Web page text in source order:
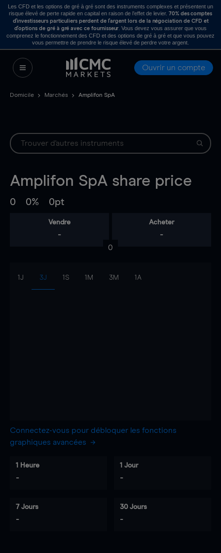
Les CFD et les options de gré à gré sont des instruments complexes et présentent un
risque élevé de perte rapide en capital en raison de l’effet de levier. 70% des comptes
d’investisseurs particuliers perdent de l’argent lors de la négociation de CFD et
d’options de gré à gré avec ce fournisseur . Vous devez vous assurer que vous
comprenez le fonctionnement des CFD et des options de gré à gré et que vous pouvez
vous permettre de prendre le risque élevé de perdre votre argent.
Ouvrir un compte
Domicile Marchés Amplifon SpA
Amplifon SpA share price
0 0% 0pt
Vendre
-
Acheter
-
0
1J 3J 1S 1M 3M 1A
Connectez-vous pour débloquer les fonctions
graphiques avancées
1 Heure
-
1 Jour
-
7 Jours
-
30 Jours
-